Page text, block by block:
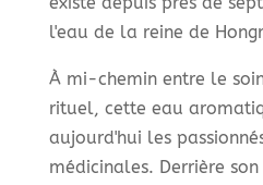
l'eau de la reine de
À mi-chemin entre le
rituel, cette eau
aujourd'hui les
médicinales. Derrière